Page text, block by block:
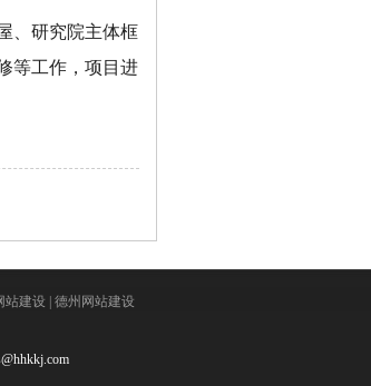
、研究院主体框
等工作，项目进
站建设| 德州网站建设